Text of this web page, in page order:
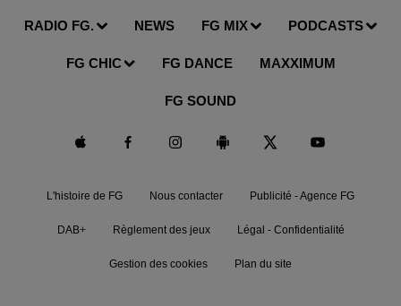
RADIO FG. NEWS FG MIX PODCASTS
FG CHIC FG DANCE MAXXIMUM
FG SOUND
L'histoire de FG Nous contacter Publicité - Agence FG
DAB+ Règlement des jeux Légal - Confidentialité
Gestion des cookies Plan du site